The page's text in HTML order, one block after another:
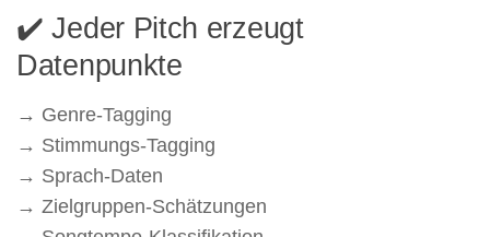
✔️ Jeder Pitch erzeugt
Datenpunkte
→ Genre-Tagging
→ Stimmungs-Tagging
→ Sprach-Daten
→ Zielgruppen-Schätzungen